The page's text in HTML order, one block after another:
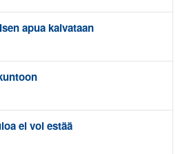
apua kaivataan
ei voi estää